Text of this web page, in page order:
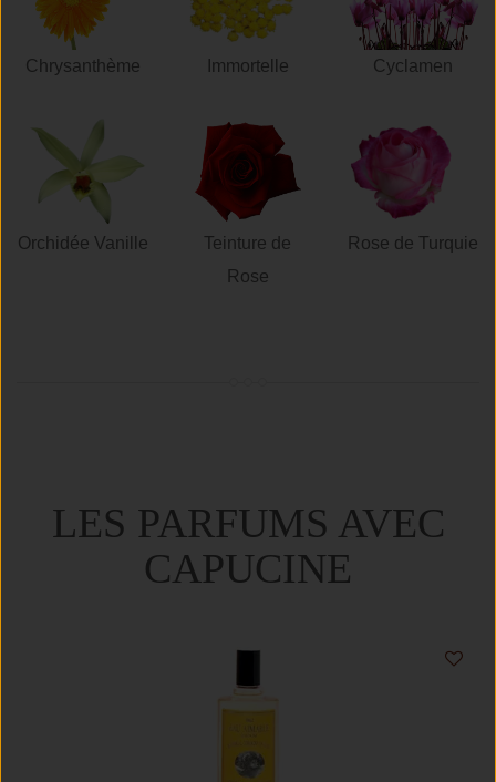
Chrysanthème Immortelle Cyclamen
Orchidée Vanille
Teinture de
Rose
Rose de Turquie
LES PARFUMS AVEC
CAPUCINE